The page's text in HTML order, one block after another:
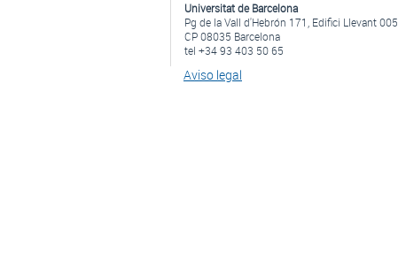
Universitat de Barcelona
Pg de la Vall d'Hebrón 171, Edifici Llevant 005
CP 08035 Barcelona
tel +34 93 403 50 65
Aviso legal